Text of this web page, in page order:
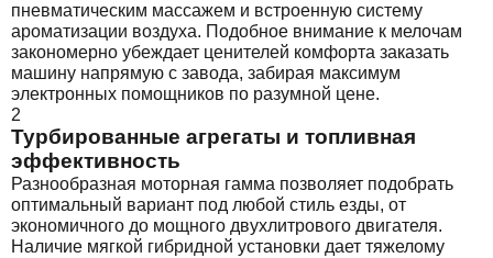
пневматическим массажем и встроенную систему
ароматизации воздуха. Подобное внимание к мелочам
закономерно убеждает ценителей комфорта заказать
машину напрямую с завода, забирая максимум
электронных помощников по разумной цене.
2
Турбированные агрегаты и топливная
эффективность
Разнообразная моторная гамма позволяет подобрать
оптимальный вариант под любой стиль езды, от
экономичного до мощного двухлитрового двигателя.
Наличие мягкой гибридной установки дает тяжелому